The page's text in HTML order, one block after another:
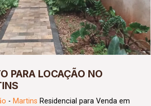
PARA LOCAÇÃO NO
- Martins Residencial para Venda em